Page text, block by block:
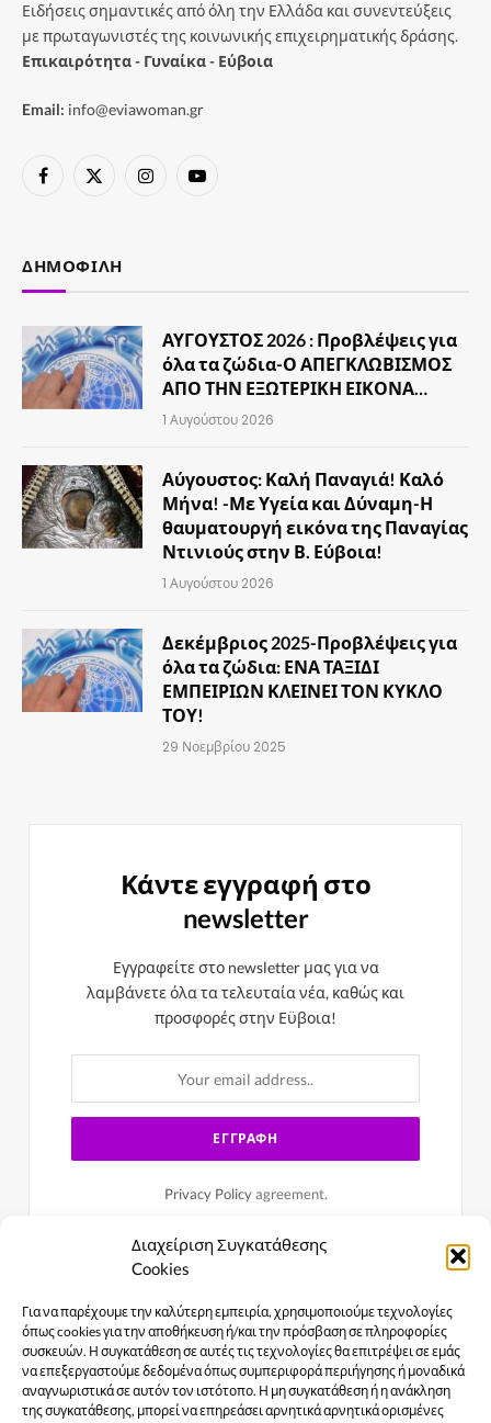
Διαχείριση Συγκατάθεσης
Cookies
Για να παρέχουμε την καλύτερη εμπειρία, χρησιμοποιούμε τεχνολογίες
όπως cookies για την αποθήκευση ή/και την πρόσβαση σε πληροφορίες
συσκευών. Η συγκατάθεση σε αυτές τις τεχνολογίες θα επιτρέψει σε εμάς
να επεξεργαστούμε δεδομένα όπως συμπεριφορά περιήγησης ή μοναδικά
αναγνωριστικά σε αυτόν τον ιστότοπο. Η μη συγκατάθεση ή η ανάκληση
της συγκατάθεσης, μπορεί να επηρεάσει αρνητικά αρνητικά ορισμένες
Ειδήσεις σημαντικές από όλη την Ελλάδα και συνεντεύξεις
με πρωταγωνιστές της κοινωνικής επιχειρηματικής δράσης.
Επικαιρότητα - Γυναίκα - Εύβοια
Email: info@eviawoman.gr
Facebook
X
InstagramYouTube
ΔΗΜΟΦΙΛΉ
ΑΥΓΟΥΣΤΟΣ 2026 : Προβλέψεις για
όλα τα ζώδια-Ο ΑΠΕΓΚΛΩΒΙΣΜΟΣ
ΑΠΟ ΤΗΝ ΕΞΩΤΕΡΙΚΗ ΕΙΚΟΝΑ…
1 Αυγούστου 2026
Αύγουστος: Καλή Παναγιά! Καλό
Μήνα! -Με Υγεία και Δύναμη-Η
θαυματουργή εικόνα της Παναγίας
Ντινιούς στην Β. Εύβοια!
1 Αυγούστου 2026
Δεκέμβριος 2025-Προβλέψεις για
όλα τα ζώδια: ΕΝΑ ΤΑΞΙΔΙ
ΕΜΠΕΙΡΙΩΝ ΚΛΕΙΝΕΙ ΤΟΝ ΚΥΚΛΟ
ΤΟΥ!
29 Νοεμβρίου 2025
Κάντε εγγραφή στο
newsletter
Εγγραφείτε στο newsletter μας για να
λαμβάνετε όλα τα τελευταία νέα, καθώς και
προσφορές στην Εϋβοια!
Privacy Policyagreement.